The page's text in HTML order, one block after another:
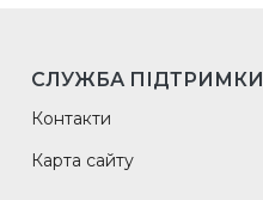
СЛУЖБА ПІДТРИМКИ
Контакти
Карта сайту